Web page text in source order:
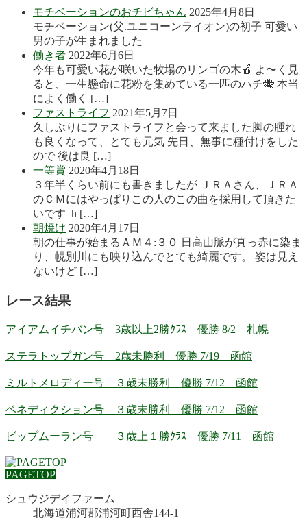
モチベーションのおチビちゃん 2025年4月8日
モチベーション(父.ユニコーンライオン)の初子 可愛い
男の子が生まれました
働き者 2022年6月6日
今年も可愛い花が咲いた牧場のリンゴの木🍎 よ〜く見
ると、一生懸命に花粉を集めている一匹のハチ🐝 本当
によく働く […]
ファストライフ 2021年5月7日
久しぶりにファストライフと会って来ました脚の腫れ
も良くなって、とても元気 先日、無事に種付けをした
ので 後は良 […]
一等賞 2020年4月18日
３年半くらい前にも書きましたが ＪＲＡさん、ＪＲＡ
のＣＭにはやっぱりこの人のこの曲を採用して頂きた
いです h […]
朝焼け 2020年4月17日
朝の仕事が始まるＡＭ４:３０ 日高山脈が真っ赤に染ま
り、幌別川にも映り込んでとても綺麗です。 姿は見え
ないけど […]
レース結果
アイアムイチバン号 3歳以上2勝ｸﾗｽ 優勝 8/2 札幌
ステラトップガン号 2歳未勝利 優勝 7/19 函館
ミルトメロディー号 ３歳未勝利 優勝 7/12 函館
ベネディクション号 ３歳未勝利 優勝 7/12 函館
ビップムーラン号 ３歳上１勝ｸﾗｽ 優勝 7/11 函館
PAGETOP
シュウジデイファーム
北海道浦河郡浦河町西舎144-1